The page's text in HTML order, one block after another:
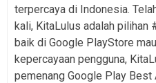
terpercaya di Indonesia.
kali, KitaLulus adalah pilihan
baik di Google PlayStore
kepercayaan pengguna,
pemenang Google Play